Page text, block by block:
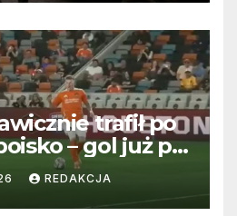
trafił po
– gol już po
REDAKCJA